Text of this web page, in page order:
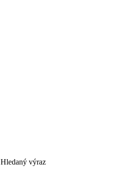
Hledaný výraz